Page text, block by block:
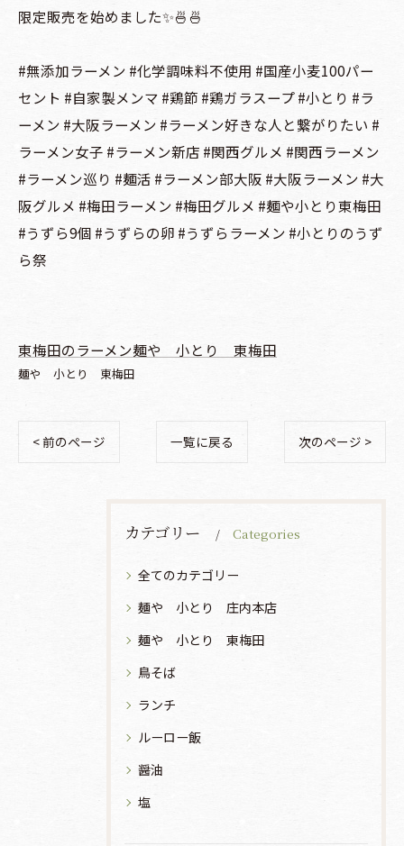
限定販売を始めました✨🍜🍜
#無添加ラーメン #化学調味料不使用 #国産小麦100パー
セント #自家製メンマ #鶏節 #鶏ガラスープ #小とり #ラ
ーメン #大阪ラーメン #ラーメン好きな人と繋がりたい #
ラーメン女子 #ラーメン新店 #関西グルメ #関西ラーメン
#ラーメン巡り #麺活 #ラーメン部大阪 #大阪ラーメン #大
阪グルメ #梅田ラーメン #梅田グルメ #麺や小とり東梅田
#うずら9個 #うずらの卵 #うずらラーメン #小とりのうず
ら祭
東梅田のラーメン麺や 小とり 東梅田
麺や 小とり 東梅田
< 前のページ 一覧に戻る 次のページ >
カテゴリー Categories
全てのカテゴリー
麺や 小とり 庄内本店
麺や 小とり 東梅田
鳥そば
ランチ
ルーロー飯
醤油
塩